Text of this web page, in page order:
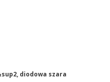
diodowa szara